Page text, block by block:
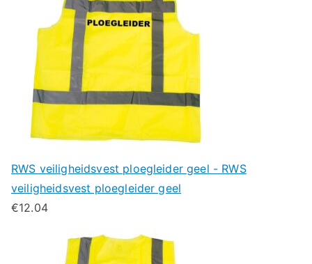
RWS veiligheidsvest ploegleider geel - RWS
veiligheidsvest ploegleider geel
€12.04